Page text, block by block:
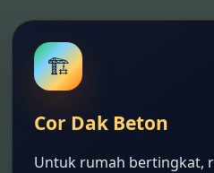
🏗️
Cor Dak Beton
Untuk rumah bertingkat,